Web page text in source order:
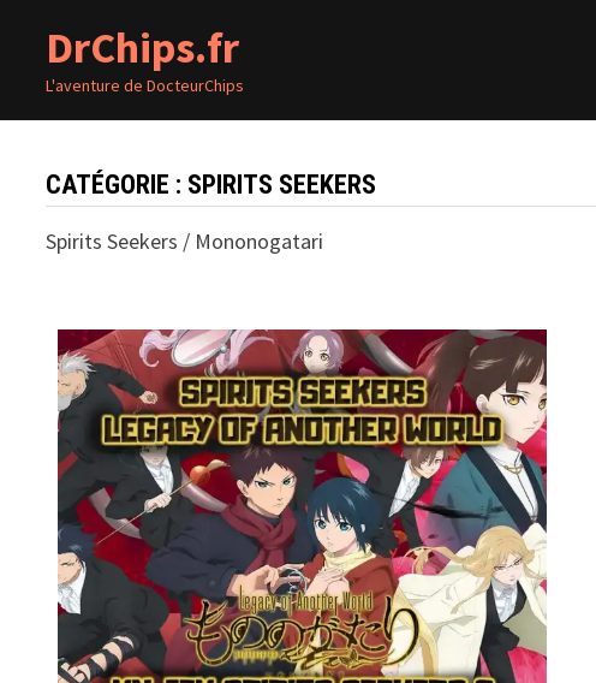
contenu
DrChips.fr
L'aventure de DocteurChips
CATÉGORIE : SPIRITS SEEKERS
Spirits Seekers / Mononogatari